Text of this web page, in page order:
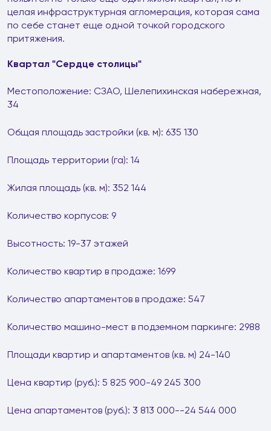
целая инфраструктурная агломерация, которая сама
по себе станет еще одной точкой городского
притяжения.
Квартал "Сердце столицы"
Местоположение: СЗАО, Шелепихинская набережная,
34
Общая площадь застройки (кв. м): 635 130
Площадь территории (га): 14
Жилая площадь (кв. м): 352 144
Количество корпусов: 9
Высотность: 19-37 этажей
Количество квартир в продаже: 1699
Количество апартаментов в продаже: 547
Количество машино-мест в подземном паркинге: 2988
Площади квартир и апартаментов (кв. м) 24-140
Цена квартир (руб.): 5 825 900-49 245 300
Цена апартаментов (руб.): 3 813 000--24 544 000